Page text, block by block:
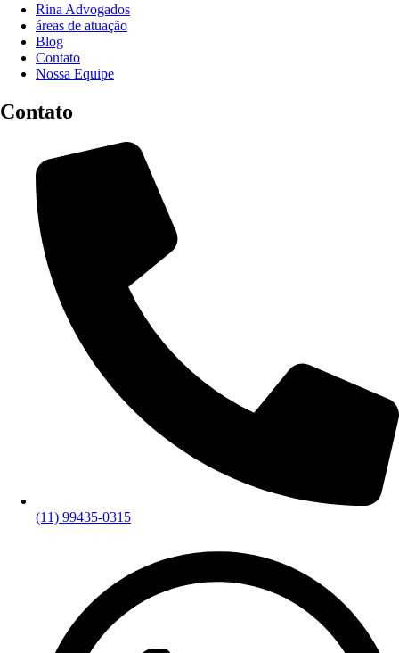
Rina Advogados
áreas de atuação
Blog
Contato
Nossa Equipe
Contato
(11) 99435-0315